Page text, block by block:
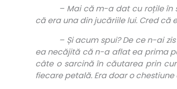
– Mai că m-a dat cu roțile în
că era una din jucăriile lui. Cred
– Și acum spui? De ce n-ai
ea necăjită că n-a aflat ea prima
câte o sarcină în căutarea prin
fiecare petală. Era doar o